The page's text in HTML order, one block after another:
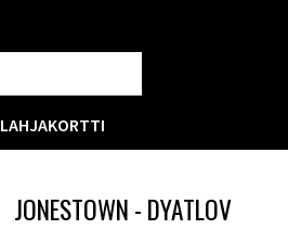
LAHJAKORTTI
JONESTOWN - DYATLOV